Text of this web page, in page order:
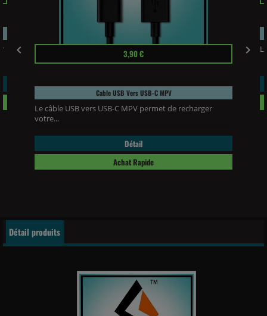
 Prix 3,90 €
Cable USB Vers USB-C MPV
Le câble USB vers USB-C MPV permet de recharger
votre...
Détail
Achat Rapide

Détail produits